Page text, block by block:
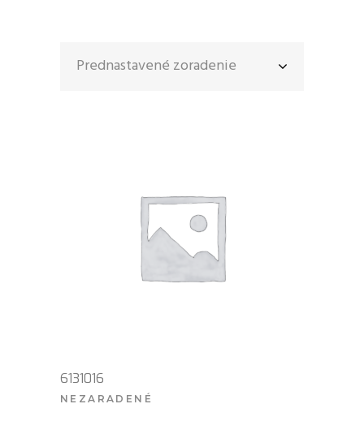
Prednastavené zoradenie
6131016
NEZARADENÉ